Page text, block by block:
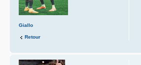
Giallo
Retour